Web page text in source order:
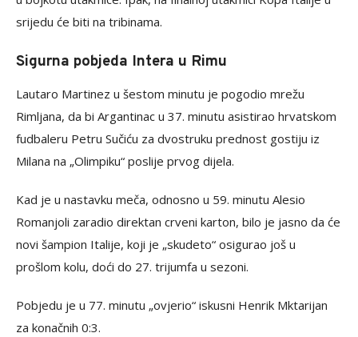
srijedu će biti na tribinama.
Sigurna pobjeda Intera u Rimu
Lautaro Martinez u šestom minutu je pogodio mrežu
Rimljana, da bi Argantinac u 37. minutu asistirao hrvatskom
fudbaleru Petru Sučiću za dvostruku prednost gostiju iz
Milana na „Olimpiku“ poslije prvog dijela.
Kad je u nastavku meča, odnosno u 59. minutu Alesio
Romanjoli zaradio direktan crveni karton, bilo je jasno da će
novi šampion Italije, koji je „skudeto“ osigurao još u
prošlom kolu, doći do 27. trijumfa u sezoni.
Pobjedu je u 77. minutu „ovjerio“ iskusni Henrik Mktarijan
za konačnih 0:3.